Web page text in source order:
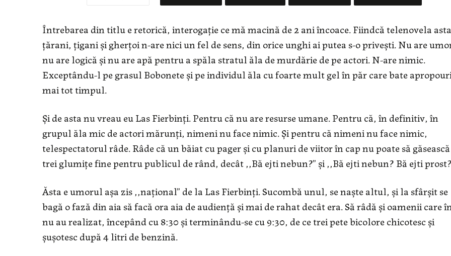
Întrebarea din titlu e retorică, interogație ce mă macină de 2 ani încoace. Fiindcă telenovela
țărani, țigani și gherțoi n-are nici un fel de sens, din orice unghi ai putea s-o privești. Nu are
nu are logică și nu are apă pentru a spăla stratul ăla de murdărie de pe actori. N-are nimic.
Exceptându-l pe grasul Bobonete și pe individul ăla cu foarte mult gel în păr care bate apropouri
mai tot timpul.
Și de asta nu vreau eu Las Fierbinți. Pentru că nu are resurse umane. Pentru că, în definitiv, în
grupul ăla mic de actori mărunți, nimeni nu face nimic. Și pentru că nimeni nu face nimic,
telespectatorul râde. Râde că un băiat cu pager și cu planuri de viitor în cap nu poate să găsească
trei glumițe fine pentru publicul de rând, decât ,,Bă ejti nebun?” și ,,Bă ejti nebun? Bă ejti
Ăsta e umorul așa zis ,,național” de la Las Fierbinți. Sucombă unul, se naște altul, și la sfârșit se
bagă o fază din aia să facă ora aia de audiență și mai de rahat decât era. Să râdă și oamenii care
nu au realizat, începând cu 8:30 și terminându-se cu 9:30, de ce trei pete bicolore chicotesc și
șușotesc după 4 litri de benzină.